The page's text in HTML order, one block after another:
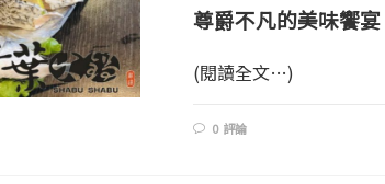
尊爵不凡的美味饗宴
(閱讀全文…)
0 評論